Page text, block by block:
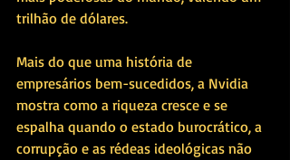
trilhão de dólares.
Mais do que uma história de
empresários bem-sucedidos, a Nvidia
mostra como a riqueza cresce e se
espalha quando o estado burocrático, a
corrupção e as rédeas ideológicas não